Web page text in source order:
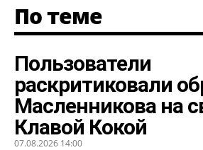
По теме
Пользователи
раскритиковали
Масленникова на
Клавой Кокой
07.08.2026 14:00